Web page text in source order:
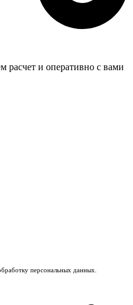
расчет и оперативно с вами
персональных данных.